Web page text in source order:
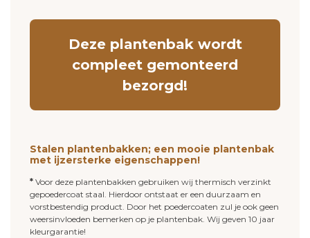
Deze plantenbak wordt
compleet gemonteerd
bezorgd!
Stalen plantenbakken; een mooie plantenbak
met ijzersterke eigenschappen!
* Voor deze plantenbakken gebruiken wij thermisch verzinkt
gepoedercoat staal. Hierdoor ontstaat er een duurzaam en
vorstbestendig product. Door het poedercoaten zul je ook geen
weersinvloeden bemerken op je plantenbak. Wij geven 10 jaar
kleurgarantie!